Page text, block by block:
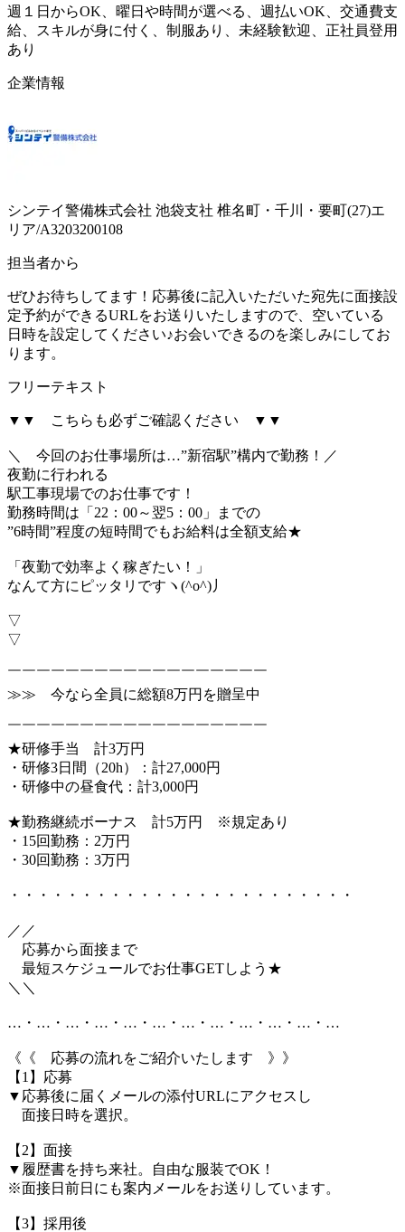
週１日からOK、曜日や時間が選べる、週払いOK、交通費支
給、スキルが身に付く、制服あり、未経験歓迎、正社員登用
あり
企業情報
シンテイ警備株式会社 池袋支社 椎名町・千川・要町(27)エ
リア/A3203200108
担当者から
ぜひお待ちしてます！応募後に記入いただいた宛先に面接設
定予約ができるURLをお送りいたしますので、空いている
日時を設定してください♪お会いできるのを楽しみにしてお
ります。
フリーテキスト
▼▼ こちらも必ずご確認ください ▼▼
＼ 今回のお仕事場所は…”新宿駅”構内で勤務！／
夜勤に行われる
駅工事現場でのお仕事です！
勤務時間は「22：00～翌5：00」までの
”6時間”程度の短時間でもお給料は全額支給★
「夜勤で効率よく稼ぎたい！」
なんて方にピッタリですヽ(^o^)丿
▽
▽
￣￣￣￣￣￣￣￣￣￣￣￣￣￣￣￣￣￣
≫≫ 今なら全員に総額8万円を贈呈中
￣￣￣￣￣￣￣￣￣￣￣￣￣￣￣￣￣￣
★研修手当 計3万円
・研修3日間（20h）：計27,000円
・研修中の昼食代：計3,000円
★勤務継続ボーナス 計5万円 ※規定あり
・15回勤務：2万円
・30回勤務：3万円
・・・・・・・・・・・・・・・・・・・・・・・・
／／
応募から面接まで
最短スケジュールでお仕事GETしよう★
＼＼
…・…・…・…・…・…・…・…・…・…・…・…
《《 応募の流れをご紹介いたします 》》
【1】応募
▼応募後に届くメールの添付URLにアクセスし
面接日時を選択。
【2】面接
▼履歴書を持ち来社。自由な服装でOK！
※面接日前日にも案内メールをお送りしています。
【3】採用後